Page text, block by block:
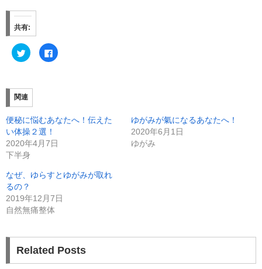
共有:
ク
リ
T
w
i
t
e
r
で
共
有
新
し
い
ウ
ィ
ン
ド
き
ま
す
)
F
a
有
す
に
は
ッ
ク
く
だ
さ
し
い
ウ
ィ
関連
便秘に悩むあなたへ！伝えた
い体操２選！
2020年4月7日
下半身
ゆがみが氣になるあなたへ！
2020年6月1日
ゆがみ
なぜ、ゆらすとゆがみが取れ
るの？
2019年12月7日
自然無痛整体
Related Posts